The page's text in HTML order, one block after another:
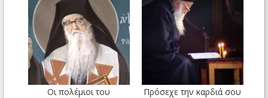
Οι πολέμιοι του
Πρόσεχε την καρδιά σου